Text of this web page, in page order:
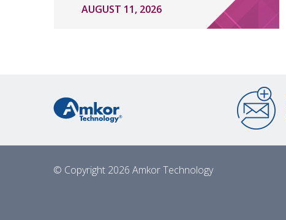
AUGUST 11, 2026
© Copyright 2026 Amkor Technology